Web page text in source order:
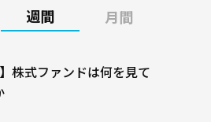
週間 月間
】株式ファンドは何を見て